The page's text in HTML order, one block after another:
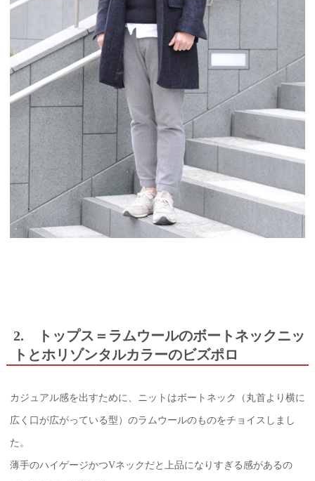
2. トップス＝ラムウールのボートネックニッ
トとホリゾンタルカラーのビズポロ
カジュアル感を出すために、ニットはボートネック（丸首より横に
広く口が広がっている型）のラムウールのものをチョイスしまし
た。
薄手のハイゲージかつVネックだと上品になりすぎる感があるの